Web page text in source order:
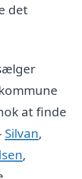
det
at finde
Silvan,
,